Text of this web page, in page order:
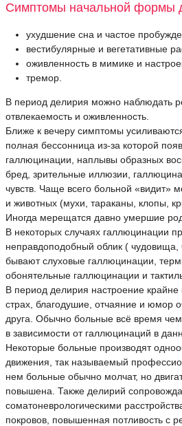
Симптомы начальной формы
ухудшение сна и частое
вестибулярные и вегетативные
оживленность в мимике и
тремор.
В период делирия можно наблюдать
отвлекаемость и оживленность.
Ближе к вечеру симптомы
полная бессонница из-за которой
галлюцинации, наплывы образных
бред, зрительные иллюзии,
чувств. Чаще всего больной «видит»
и животных (мухи, тараканы, клопы,
Иногда мерещатся давно умершие
В некоторых случаях галлюцинации
неправдоподобный облик ( чудовища,
бывают слуховые галлюцинации,
обонятельные галлюцинации и
В период делирия настроение
страх, благодушие, отчаяние и юмор
друга. Обычно больные всё время
в зависимости от галлюцинаций в
Некоторые больные производят
движения, так называемый
нем больные обычно молчат, но
повышена. Также делирий
соматоневрологическими
покровов, повышенная потливость с